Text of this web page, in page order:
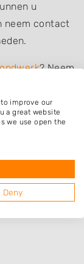
u
neem contact
? Neem
hoveniers en
improve our
a great website
we use open the
Deny